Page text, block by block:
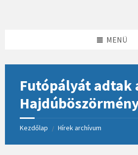
MENÜ
Futópályát adtak
Kezdőlap / Hírek archívum